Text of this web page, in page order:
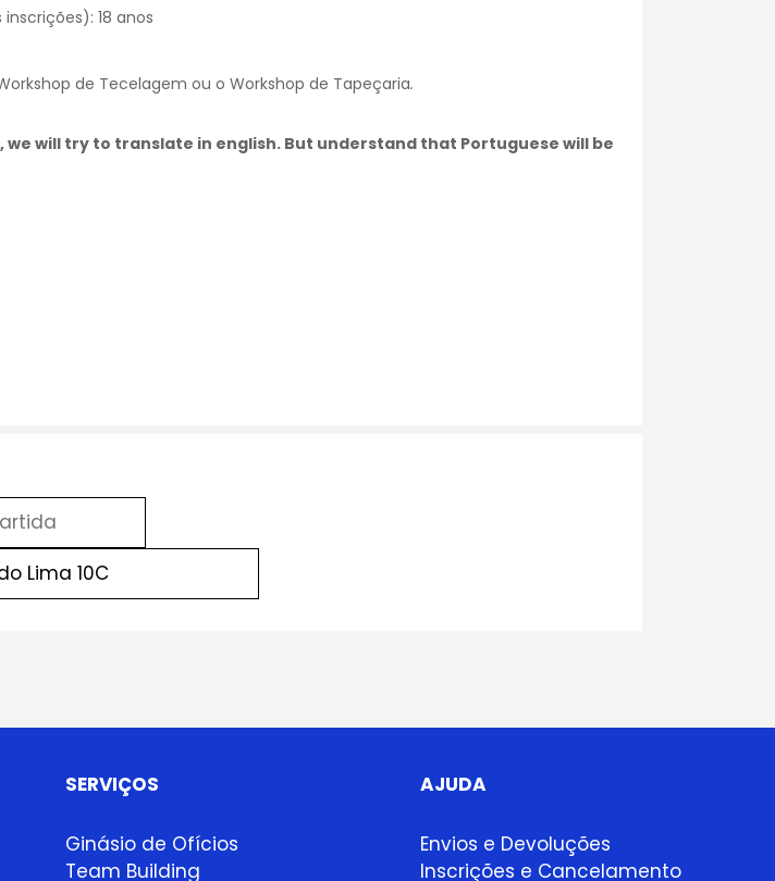
18 anos
de Tecelagem ou o Workshop de Tapeçaria.
we will try to translate in english. But understand that Portuguese will be
SERVIÇOS
Ginásio de Ofícios
Team Building
AJUDA
Envios e Devoluções
Inscrições e Cancelamento